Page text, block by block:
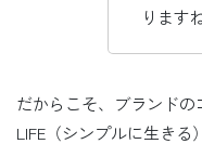
ります
だからこそ、ブランドの
LIFE（シンプルに生きる